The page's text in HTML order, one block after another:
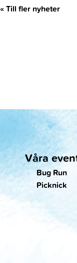
« Till fler nyheter
Våra
Bug Run
Picknick